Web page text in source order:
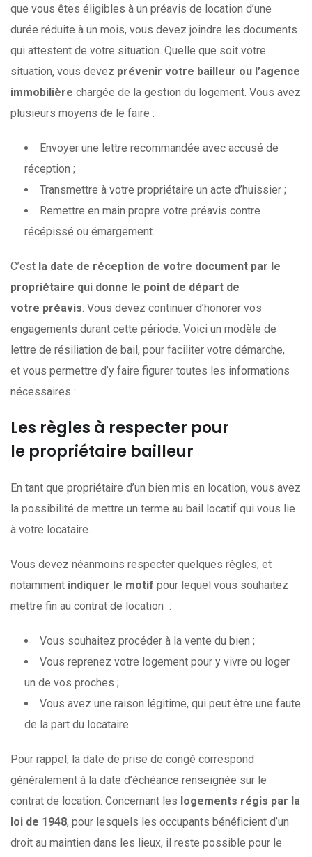
que vous êtes éligibles à un préavis de location d’une
durée réduite à un mois, vous devez joindre les documents
qui attestent de votre situation. Quelle que soit votre
situation, vous devez prévenir votre bailleur ou l’agence
immobilière chargée de la gestion du logement. Vous avez
plusieurs moyens de le faire :
Envoyer une lettre recommandée avec accusé de
réception ;
Transmettre à votre propriétaire un acte d’huissier ;
Remettre en main propre votre préavis contre
récépissé ou émargement.
C’est la date de réception de votre document par le
propriétaire qui donne le point de départ de
votre préavis. Vous devez continuer d’honorer vos
engagements durant cette période. Voici un modèle de
lettre de résiliation de bail, pour faciliter votre démarche,
et vous permettre d’y faire figurer toutes les informations
nécessaires :
Les règles à respecter pour
le propriétaire bailleur
En tant que propriétaire d’un bien mis en location, vous avez
la possibilité de mettre un terme au bail locatif qui vous lie
à votre locataire.
Vous devez néanmoins respecter quelques règles, et
notamment indiquer le motif pour lequel vous souhaitez
mettre fin au contrat de location :
Vous souhaitez procéder à la vente du bien ;
Vous reprenez votre logement pour y vivre ou loger
un de vos proches ;
Vous avez une raison légitime, qui peut être une faute
de la part du locataire.
Pour rappel, la date de prise de congé correspond
généralement à la date d’échéance renseignée sur le
contrat de location. Concernant les logements régis par la
loi de 1948, pour lesquels les occupants bénéficient d’un
droit au maintien dans les lieux, il reste possible pour le